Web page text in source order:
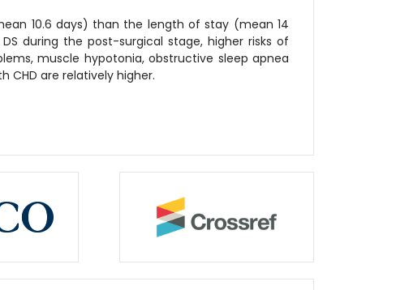
10.6 days) than the length of stay (mean 14
during the post-surgical stage, higher risks of
muscle hypotonia, obstructive sleep apnea
CHD are relatively higher.